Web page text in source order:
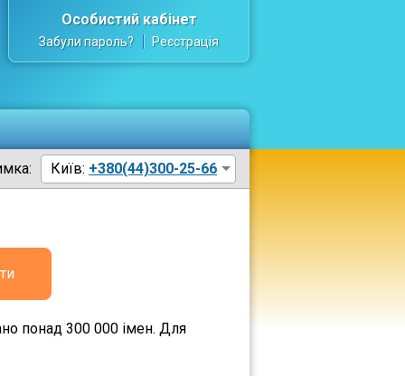
Особистий кабінет
Забули пароль? Реєстрація
Київ: +380(44)300-25-66
понад 300 000 імен. Для